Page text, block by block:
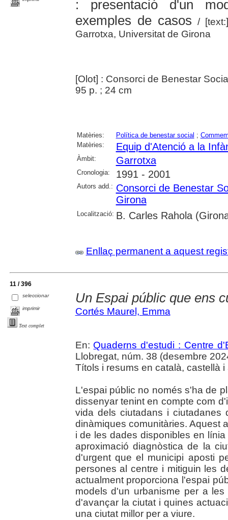
: presentació d'un
exemples de casos /
Garrotxa, Universitat de Girona
[Olot] : Consorci de Benestar
95 p. ; 24 cm
Matèries: Política de benestar social ;
Matèries:
Equip d'Atenció a la
Àmbit: Garrotxa
Cronologia: 1991 - 2001
Autors add.: Consorci de Benestar
Girona
Localització: B. Carles Rahola
Enllaç permanent a aquest
11 / 396
seleccionar
imprimir
Text complet
Un Espai públic que ens
Cortés Maurel, Emma
En: Quaderns d'estudi : Centre
Llobregat, núm. 38 (desembre
Títols i resums en català, castellà i
L'espai públic no només s'ha de
dissenyar tenint en compte com
vida dels ciutadans i
dinàmiques comunitàries. Aquest
i de les dades disponibles en
aproximació diagnòstica de la
d'urgent que el municipi aposti
persones al centre i mitiguin les
actualment proporciona l'espai
models d'un urbanisme per a
d'avançar la ciutat i quines
una ciutat millor per a viure.